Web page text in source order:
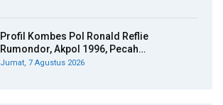
Profil Kombes Pol Ronald Reflie
Rumondor, Akpol 1996, Pecah…
Jumat, 7 Agustus 2026